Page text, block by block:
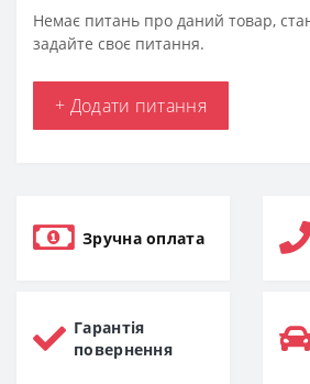
Немає питань про даний товар,
задайте своє питання.
+ Додати питання
Зручна оплата
Гарантія
повернення